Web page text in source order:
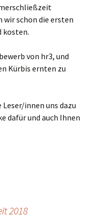
wir schon die ersten
kosten.
von hr3, und
Kürbis ernten zu
Leser/innen uns dazu
dafür und auch Ihnen
2018